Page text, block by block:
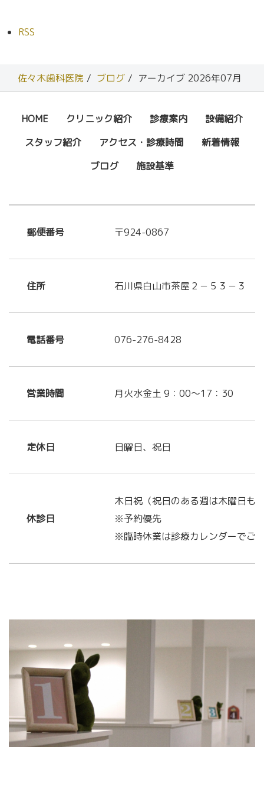
RSS
佐々木歯科医院 ブログ アーカイブ 2026年07月
HOME クリニック紹介 診療案内
設備紹介
スタッフ紹介
アクセス・診療時間
新着情報
ブログ
施設基準
郵便番号 〒924-0867
住所 石川県白山市茶屋２－５３－３
電話番号 076-276-8428
営業時間 月火水金土 9：00～17：30
定休日 日曜日、祝日
休診日
木日祝（祝日のある週は木曜日も
※予約優先
※臨時休業は診療カレンダーでご